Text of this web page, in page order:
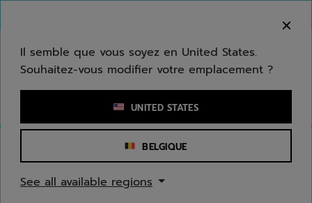
Saisir un mot clé ou un numéro d'article
Il semble que vous soyez en United States.
Souhaitez-vous modifier votre emplacement ?
UNITED STATES
BELGIQUE
See all available regions